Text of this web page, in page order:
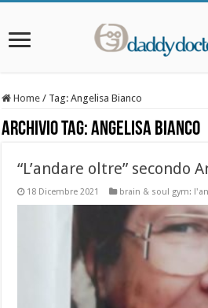
Home / Tag:Angelisa Bianco
Archivio Tag:Angelisa Bianco
“L’andare oltre” secondo
18 Dicembre 2021 brain & soul gym: